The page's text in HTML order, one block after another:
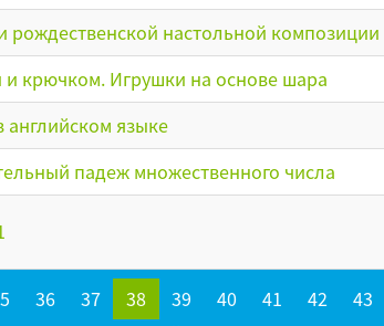
рождественской настольной композиции
крючком. Игрушки на основе шара
английском языке
падеж множественного числа
36 37 38 39 40 41 42
43